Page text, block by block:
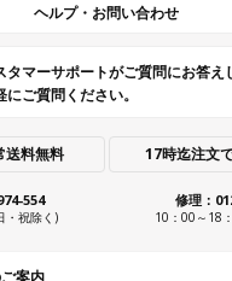
ヘルプ・お問い合わせ
タマーサポートがご質問にお答え
にご質問ください。
送料無料 17時迄注文
554
・祝除く)
修理：
10：00～18